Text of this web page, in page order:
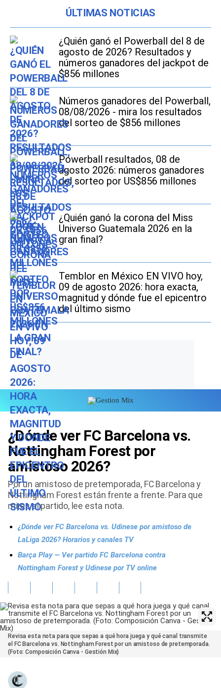
ÚLTIMAS NOTICIAS
¿Quién ganó el Powerball del 8 de
agosto de 2026? Resultados y
números ganadores del jackpot de
$856 millones
Números ganadores del Powerball,
08/08/2026 - mira los resultados
del sorteo de $856 millones
Powerball resultados, 08 de
agosto 2026: números ganadores
del sorteo por US$856 millones
¿Quién ganó la corona del Miss
Universo Guatemala 2026 en la
gran final?
Temblor en México EN VIVO hoy,
09 de agosto 2026: hora exacta,
magnitud y dónde fue el epicentro
del último sismo